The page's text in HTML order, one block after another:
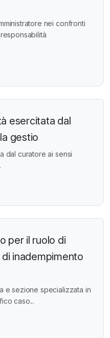
nei confronti
esercitata dal
gestio
dal curatore ai sensi
per il ruolo di
inadempimento
e sezione specializzata in
caso...